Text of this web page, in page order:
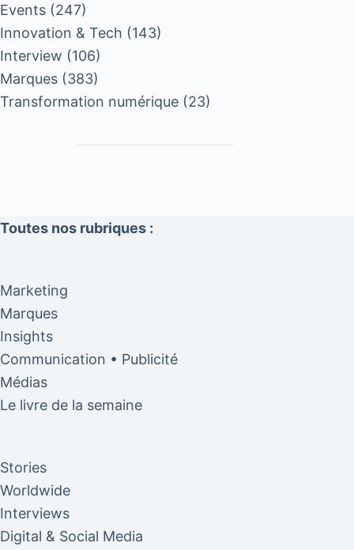
Events (247)
Innovation & Tech (143)
Interview (106)
Marques (383)
Transformation numérique (23)
Toutes nos rubriques :
Marketing
Marques
Insights
Communication • Publicité
Médias
Le livre de la semaine
Stories
Worldwide
Interviews
Digital & Social Media